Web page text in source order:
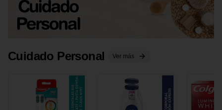
Cuidado Personal Ver más